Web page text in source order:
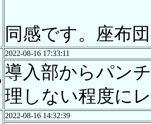
同感です。座布
2022-08-16 17:33:11
導入部からパン
理しない程度に
2022-08-16 14:32:39